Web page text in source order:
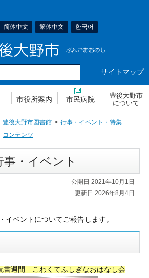
简体中文 繁体中文 한국어
サイトマップ
市役所案内 市民病院
豊後大野市
について
豊後大野市図書館
行事・イベント・特集
コンテンツ
・イベント
公開日 2021年10月1日
更新日 2026年8月4日
イベントについてご報告します。
週間 こわくてふしぎなおはなし会